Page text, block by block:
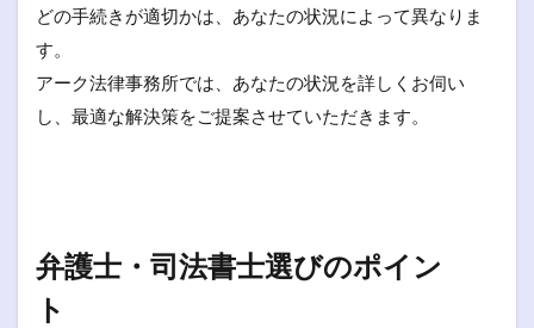
どの手続きが適切かは、あなたの状況によって異なりま
す。
アーク法律事務所では、あなたの状況を詳しくお伺い
し、最適な解決策をご提案させていただきます。
弁護士・司法書士選びのポイン
ト